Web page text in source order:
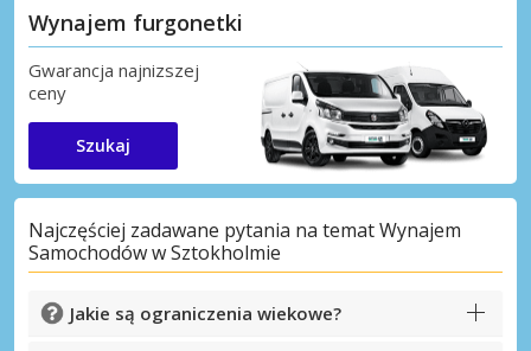
Wynajem furgonetki
Gwarancja najnizszej
ceny
Szukaj
Najczęściej zadawane pytania na temat Wynajem
Samochodów w Sztokholmie
Jakie są ograniczenia wiekowe?